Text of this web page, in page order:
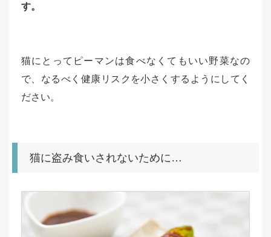
す。
猫にとってピーマンは食べなくてもいい野菜なの
で、なるべく健康リスクを小さくするようにしてく
ださい。
猫に盗み食いされないために…